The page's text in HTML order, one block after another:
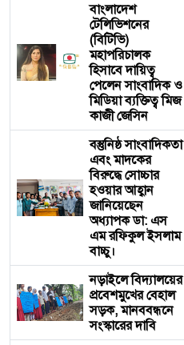
বাংলাদেশ
টেলিভিশনের
(বিটিভি)
মহাপরিচালক
হিসাবে দায়িত্ব
পেলেন সাংবাদিক ও
মিডিয়া ব্যক্তিত্ব মিজ
কাজী জেসিন
বস্তুনিষ্ঠ সাংবাদিকতা
এবং মাদকের
বিরুদ্ধে সোচ্চার
হওয়ার আহ্বান
জানিয়েছেন
অধ্যাপক ডা: এস
এম রফিকুল ইসলাম
বাচ্চু।
নড়াইলে বিদ্যালয়ের
প্রবেশমুখের বেহাল
সড়ক, মানববন্ধনে
সংস্কারের দাবি